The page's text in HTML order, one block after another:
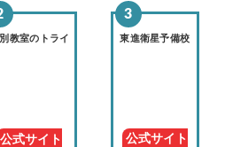
ません
教室のトライ
式サイトへ
東進衛星予備校
公式サイトへ